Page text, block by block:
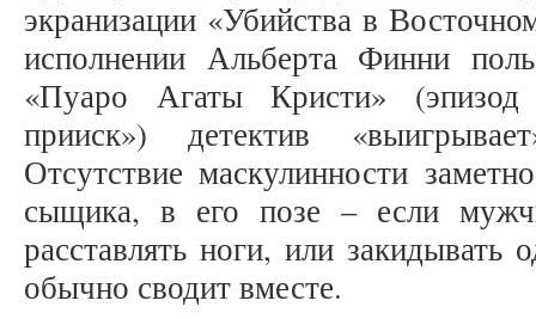
экранизации «Убийства в
исполнении Альберта Финни
«Пуаро Агаты Кристи» (эпизод
прииск») детектив
Отсутствие маскулинности
сыщика, в его позе – если
расставлять ноги, или
обычно сводит вместе.